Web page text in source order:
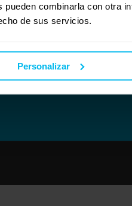
combinarla con otra
de sus servicios.
Personalizar